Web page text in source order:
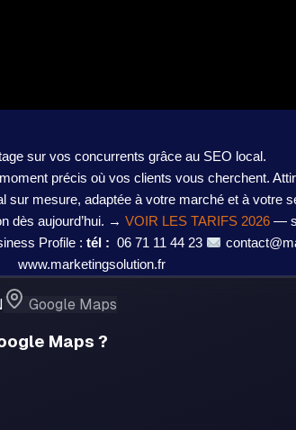
sur vos concurrents grâce au SEO local.
précis où vos clients vous cherchent.
sur mesure, adaptée à votre marché et à votre
dès aujourd’hui. → VOIR LES TARIFS 2026—
Profile :tél : 06 71 11 44 23
www.marketingsolution.fr